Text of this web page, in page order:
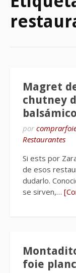
Magret
chutney
balsámico
por
Restaurantes
Si ests por
de esos
dudarlo.
se sirven,…
foie